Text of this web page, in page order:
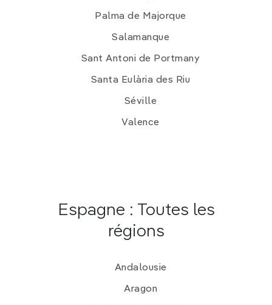
Palma de Majorque
Salamanque
Sant Antoni de Portmany
Santa Eulària des Riu
Séville
Valence
Espagne : Toutes les
régions
Andalousie
Aragon